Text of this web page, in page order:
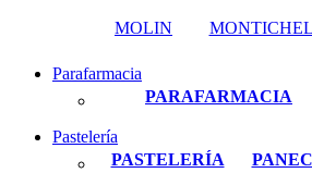
MOLIN
Parafarmacia
PARAFARMACIA
Pastelería
PASTELERÍA